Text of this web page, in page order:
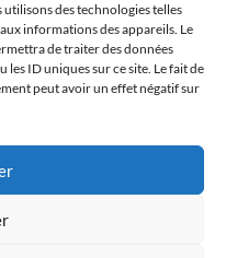
des technologies telles
informations des appareils. Le
de traiter des données
ID uniques sur ce site. Le fait de
peut avoir un effet négatif sur